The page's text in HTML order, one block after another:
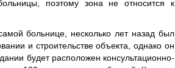
поэтому зона не относится к
больнице, несколько лет назад был
и строительстве объекта, однако он
будет расположен консультационно-